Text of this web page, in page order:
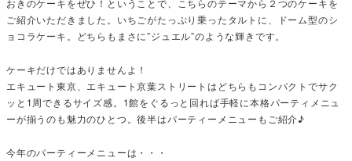
おきのケーキをぜひ！ということで、こちらのテーマから２つのケーキを
ご紹介いただきました。いちごがたっぷり乗ったタルトに、ドーム型のシ
ョコラケーキ。どちらもまさに”ジュエル”のような輝きです。
ケーキだけではありませんよ！
エキュート東京、エキュート京葉ストリートはどちらもコンパクトでサク
ッと1周できるサイズ感。1館をぐるっと回れば手軽に本格パーティメニュ
ーが揃うのも魅力のひとつ。後半はパーティーメニューもご紹介♪
今年のパーティーメニューは・・・